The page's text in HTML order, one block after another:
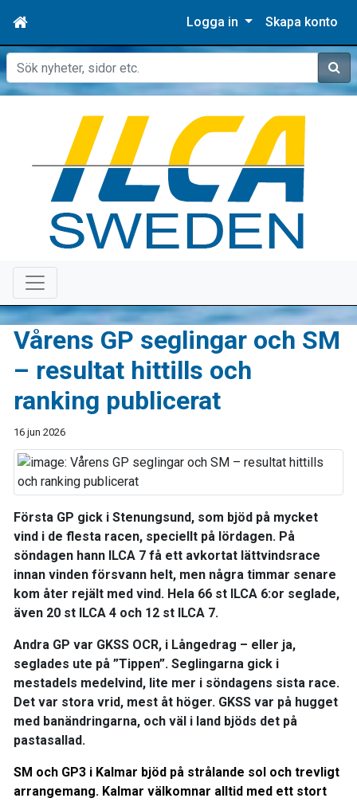
Logga in Skapa konto
Sök
Vårens GP seglingar och SM
– resultat hittills och
ranking publicerat
16 jun 2026
Första GP gick i Stenungsund, som bjöd på mycket
vind i de flesta racen, speciellt på lördagen. På
söndagen hann ILCA 7 få ett avkortat lättvindsrace
innan vinden försvann helt, men några timmar senare
kom åter rejält med vind. Hela 66 st ILCA 6:or seglade,
även 20 st ILCA 4 och 12 st ILCA 7.
Andra GP var GKSS OCR, i Långedrag – eller ja,
seglades ute på ”Tippen”. Seglingarna gick i
mestadels medelvind, lite mer i söndagens sista race.
Det var stora vrid, mest åt höger. GKSS var på hugget
med banändringarna, och väl i land bjöds det på
pastasallad.
SM och GP3 i Kalmar bjöd på strålande sol och trevligt
arrangemang. Kalmar välkomnar alltid med ett stort